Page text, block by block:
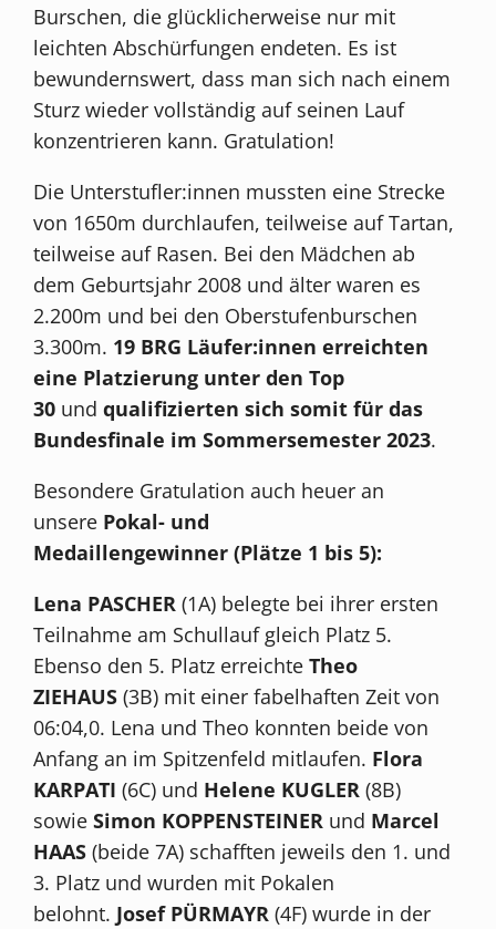
Burschen, die glücklicherweise nur mit
leichten Abschürfungen endeten. Es ist
bewundernswert, dass man sich nach einem
Sturz wieder vollständig auf seinen Lauf
konzentrieren kann. Gratulation!
Die Unterstufler:innen mussten eine Strecke
von 1650m durchlaufen, teilweise auf Tartan,
teilweise auf Rasen. Bei den Mädchen ab
dem Geburtsjahr 2008 und älter waren es
2.200m und bei den Oberstufenburschen
3.300m. 19 BRG Läufer:innen erreichten
eine Platzierung unter den Top
30 undqualifizierten sich somit für das
Bundesfinale im Sommersemester 2023.
Besondere Gratulation auch heuer an
unsere Pokal- und
Medaillengewinner (Plätze 1 bis 5):
Lena PASCHER(1A) belegte bei ihrer ersten
Teilnahme am Schullauf gleich Platz 5.
Ebenso den 5. Platz erreichteTheo
ZIEHAUS (3B) mit einer fabelhaften Zeit von
06:04,0. Lena und Theo konnten beide von
Anfang an im Spitzenfeld mitlaufen. Flora
KARPATI(6C) und Helene KUGLER (8B)
sowie Simon KOPPENSTEINER und Marcel
HAAS(beide 7A) schafften jeweils den 1. und
3. Platz und wurden mit Pokalen
belohnt. Josef PÜRMAYR(4F) wurde in der